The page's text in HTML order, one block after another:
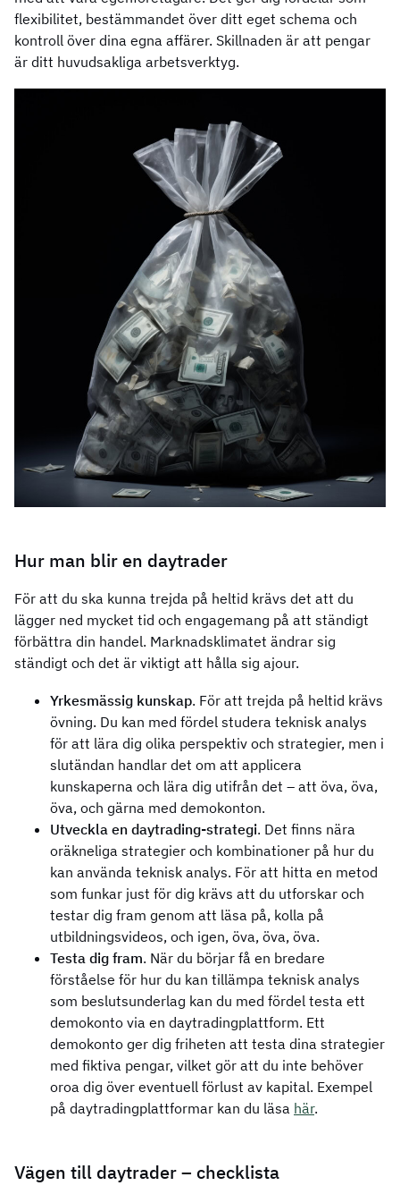
flexibilitet, bestämmandet över ditt eget schema och
kontroll över dina egna affärer. Skillnaden är att pengar
är ditt huvudsakliga arbetsverktyg.
Hur man blir en daytrader
För att du ska kunna trejda på heltid krävs det att du
lägger ned mycket tid och engagemang på att ständigt
förbättra din handel. Marknadsklimatet ändrar sig
ständigt och det är viktigt att hålla sig ajour.
Yrkesmässig kunskap. För att trejda på heltid krävs
övning. Du kan med fördel studera teknisk analys
för att lära dig olika perspektiv och strategier, men i
slutändan handlar det om att applicera
kunskaperna och lära dig utifrån det – att öva, öva,
öva, och gärna med demokonton.
Utveckla en daytrading-strategi. Det finns nära
oräkneliga strategier och kombinationer på hur du
kan använda teknisk analys. För att hitta en metod
som funkar just för dig krävs att du utforskar och
testar dig fram genom att läsa på, kolla på
utbildningsvideos, och igen, öva, öva, öva.
Testa dig fram. När du börjar få en bredare
förståelse för hur du kan tillämpa teknisk analys
som beslutsunderlag kan du med fördel testa ett
demokonto via en daytradingplattform. Ett
demokonto ger dig friheten att testa dina strategier
med fiktiva pengar, vilket gör att du inte behöver
oroa dig över eventuell förlust av kapital. Exempel
på daytradingplattformar kan du läsa här.
Vägen till daytrader – checklista